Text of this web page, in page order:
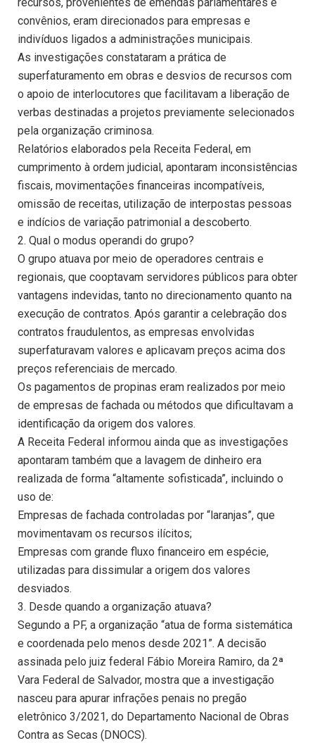
convênios, eram direcionados para empresas e
indivíduos ligados a administrações municipais.
As investigações constataram a prática de
superfaturamento em obras e desvios de recursos com
o apoio de interlocutores que facilitavam a liberação de
verbas destinadas a projetos previamente selecionados
pela organização criminosa.
Relatórios elaborados pela Receita Federal, em
cumprimento à ordem judicial, apontaram inconsistências
fiscais, movimentações financeiras incompatíveis,
omissão de receitas, utilização de interpostas pessoas
e indícios de variação patrimonial a descoberto.
2. Qual o modus operandi do grupo?
O grupo atuava por meio de operadores centrais e
regionais, que cooptavam servidores públicos para obter
vantagens indevidas, tanto no direcionamento quanto na
execução de contratos. Após garantir a celebração dos
contratos fraudulentos, as empresas envolvidas
superfaturavam valores e aplicavam preços acima dos
preços referenciais de mercado.
Os pagamentos de propinas eram realizados por meio
de empresas de fachada ou métodos que dificultavam a
identificação da origem dos valores.
A Receita Federal informou ainda que as investigações
apontaram também que a lavagem de dinheiro era
realizada de forma “altamente sofisticada”, incluindo o
uso de:
Empresas de fachada controladas por “laranjas”, que
movimentavam os recursos ilícitos;
Empresas com grande fluxo financeiro em espécie,
utilizadas para dissimular a origem dos valores
desviados.
3. Desde quando a organização atuava?
Segundo a PF, a organização “atua de forma sistemática
e coordenada pelo menos desde 2021”. A decisão
assinada pelo juiz federal Fábio Moreira Ramiro, da 2ª
Vara Federal de Salvador, mostra que a investigação
nasceu para apurar infrações penais no pregão
eletrônico 3/2021, do Departamento Nacional de Obras
Contra as Secas (DNOCS).